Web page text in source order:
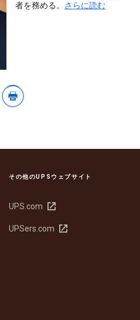
者を務める。 さらに読む
その他のUPSウェブサイト
UPS.com
新
い
UPSers.com
新